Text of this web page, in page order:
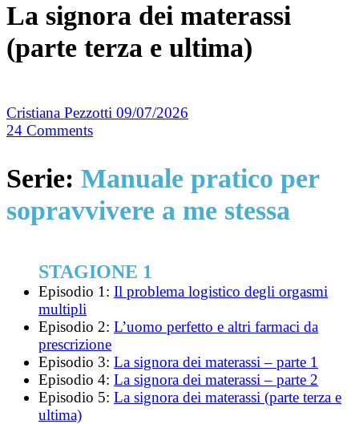
La signora dei materassi
(parte terza e ultima)
Cristiana Pezzotti 09/07/2026
24 Comments
Serie: Manuale pratico per
sopravvivere a me stessa
STAGIONE 1
Episodio 1: Il problema logistico degli orgasmi
multipli
Episodio 2: L’uomo perfetto e altri farmaci da
prescrizione
Episodio 3: La signora dei materassi – parte 1
Episodio 4: La signora dei materassi – parte 2
Episodio 5: La signora dei materassi (parte terza e
ultima)